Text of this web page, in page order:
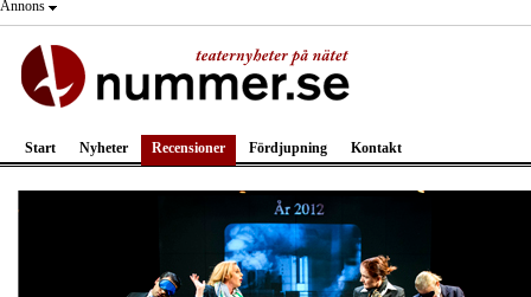
Annons
Start Nyheter Recensioner Fördjupning Kontakt